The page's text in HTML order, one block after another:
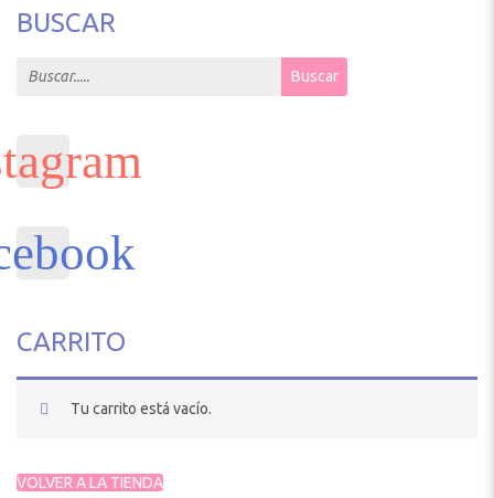
BUSCAR
Search for: Buscar
CARRITO
Tu carrito está vacío.
VOLVER A LA TIENDA